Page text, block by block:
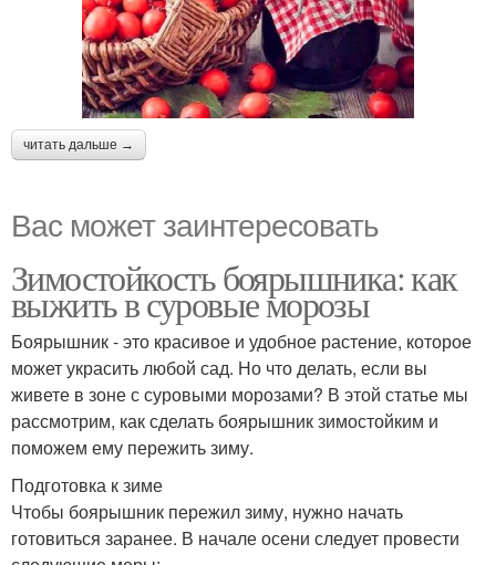
читать дальше →
Вас может заинтересовать
Зимостойкость боярышника: как
выжить в суровые морозы
Боярышник - это красивое и удобное растение, которое
может украсить любой сад. Но что делать, если вы
живете в зоне с суровыми морозами? В этой статье мы
рассмотрим, как сделать боярышник зимостойким и
поможем ему пережить зиму.
Подготовка к зиме
Чтобы боярышник пережил зиму, нужно начать
готовиться заранее. В начале осени следует провести